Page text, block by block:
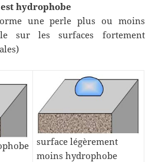
hydrophobe
une perle plus ou moins
sur les surfaces fortement
surface légèrement
moins hydrophobe